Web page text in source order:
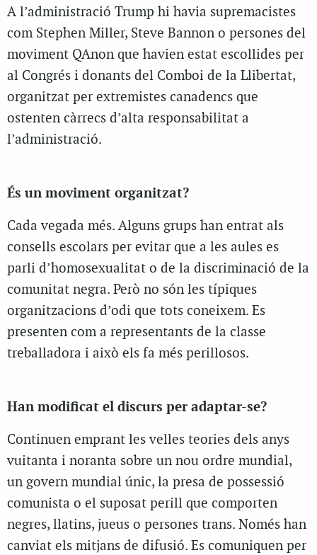
A l’administració Trump hi havia supremacistes
com Stephen Miller, Steve Bannon o persones del
moviment QAnon que havien estat escollides per
al Congrés i donants del Comboi de la Llibertat,
organitzat per extremistes canadencs que
ostenten càrrecs d’alta responsabilitat a
l’administració.
És un moviment organitzat?
Cada vegada més. Alguns grups han entrat als
consells escolars per evitar que a les aules es
parli d’homosexualitat o de la discriminació de la
comunitat negra. Però no són les típiques
organitzacions d’odi que tots coneixem. Es
presenten com a representants de la classe
treballadora i això els fa més perillosos.
Han modificat el discurs per adaptar-se?
Continuen emprant les velles teories dels anys
vuitanta i noranta sobre un nou ordre mundial,
un govern mundial únic, la presa de possessió
comunista o el suposat perill que comporten
negres, llatins, jueus o persones trans. Només han
canviat els mitjans de difusió. Es comuniquen per